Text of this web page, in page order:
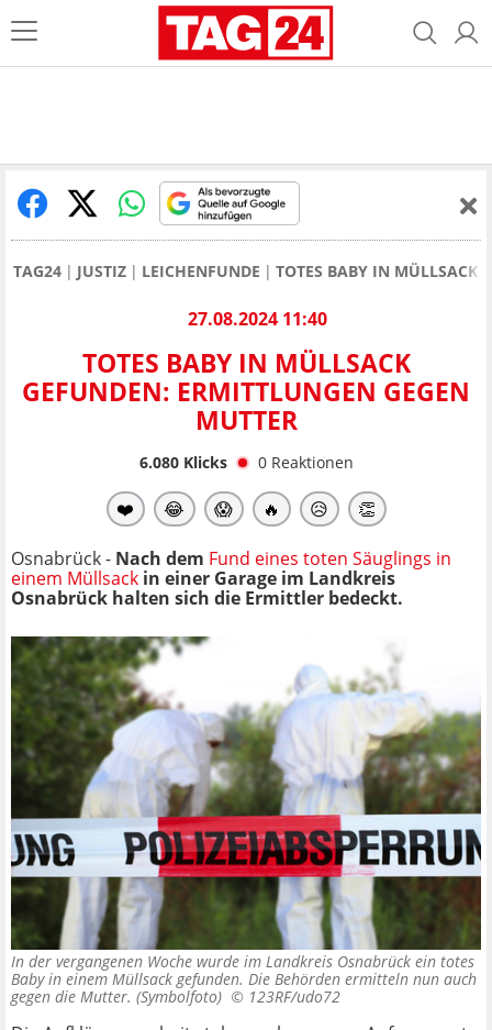
TAG24 JUSTIZ LEICHENFUNDE TOTES BABY IN MÜLLSACK
27.08.2024 11:40
TOTES BABY IN MÜLLSACK
GEFUNDEN: ERMITTLUNGEN GEGEN
MUTTER
6.080Klicks 0 Reaktionen
❤️ 😂 😱 🔥 😥 👏
Osnabrück - Nach dem Fund eines toten Säuglings in
einem Müllsack in einer Garage im Landkreis
Osnabrück halten sich die Ermittler bedeckt.
In der vergangenen Woche wurde im Landkreis Osnabrück ein totes
Baby in einem Müllsack gefunden. Die Behörden ermitteln nun auch
gegen die Mutter. (Symbolfoto) © 123RF/udo72